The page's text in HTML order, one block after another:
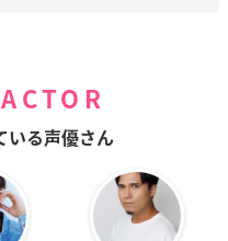
いる声優さん